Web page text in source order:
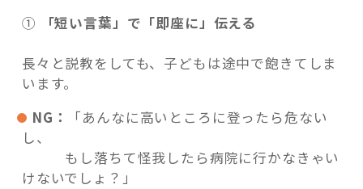
①
「短い言葉」で「即座に」伝える
長々と説教をしても、子どもは途中で飽きてしま
います。
NG：
「あんなに高いところに登ったら危ない
し、
もし落ちて怪我したら病院に行かなきゃい
けないでしょ？」